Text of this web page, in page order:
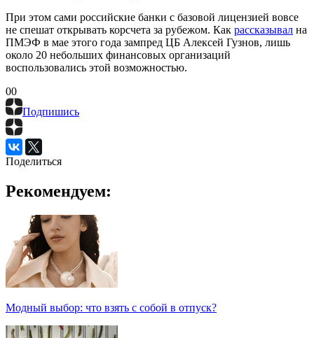
При этом сами российские банки с базовой лицензией вовсе
не спешат открывать корсчета за рубежом. Как рассказывал на
ПМЭФ в мае этого года зампред ЦБ Алексей Гузнов, лишь
около 20 небольших финансовых организаций
воспользовались этой возможностью.
00
Подпишись
Поделиться
Рекомендуем:
Модный выбор: что взять с собой в отпуск?